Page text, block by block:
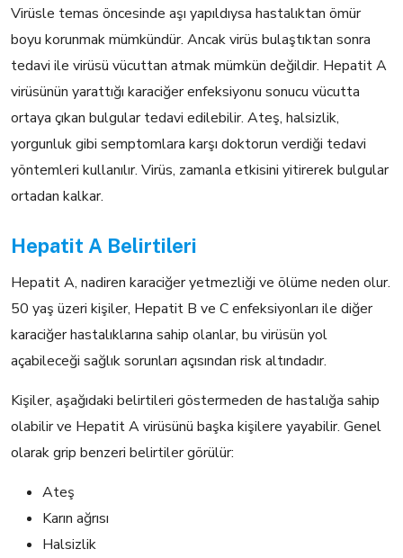
Virüsle temas öncesinde aşı yapıldıysa hastalıktan ömür
boyu korunmak mümkündür. Ancak virüs bulaştıktan sonra
tedavi ile virüsü vücuttan atmak mümkün değildir. Hepatit A
virüsünün yarattığı karaciğer enfeksiyonu sonucu vücutta
ortaya çıkan bulgular tedavi edilebilir. Ateş, halsizlik,
yorgunluk gibi semptomlara karşı doktorun verdiği tedavi
yöntemleri kullanılır. Virüs, zamanla etkisini yitirerek bulgular
ortadan kalkar.
Hepatit A Belirtileri
Hepatit A, nadiren karaciğer yetmezliği ve ölüme neden olur.
50 yaş üzeri kişiler, Hepatit B ve C enfeksiyonları ile diğer
karaciğer hastalıklarına sahip olanlar, bu virüsün yol
açabileceği sağlık sorunları açısından risk altındadır.
Kişiler, aşağıdaki belirtileri göstermeden de hastalığa sahip
olabilir ve Hepatit A virüsünü başka kişilere yayabilir. Genel
olarak grip benzeri belirtiler görülür:
Ateş
Karın ağrısı
Halsizlik